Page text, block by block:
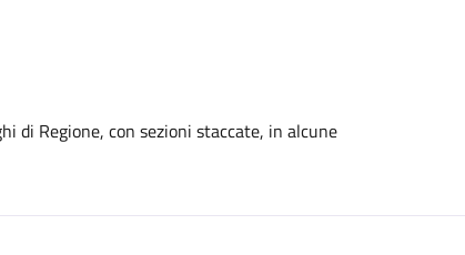
di Regione, con sezioni staccate, in alcune